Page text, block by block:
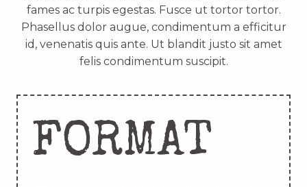
fames ac turpis egestas. Fusce ut tortor tortor.
Phasellus dolor augue, condimentum a efficitur
id, venenatis quis ante. Ut blandit justo sit amet
felis condimentum suscipit.
FORMAT